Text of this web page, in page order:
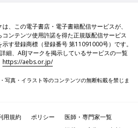
らの圧力に焦って結婚してしまった」な
にまつわる社会の流れに疑問や怒りを持
とができます。LGBTファミリーにとっ
ての人にとって幸せな未来なのではと思
を取り巻くさまざまな状況について、
ンタビューをお届けします。
は、この電子書店・電子書籍配信サービスが、
コンテンツ使用許諾を得た正規版配信サービス
す登録商標（登録番号 第11091000号）です。
細、ABJマークを掲示しているサービスの一覧
https://aebs.or.jp/
写真・イラスト等のコンテンツの無断転載を禁じま
用規約 ポリシー
医師・専門家一覧